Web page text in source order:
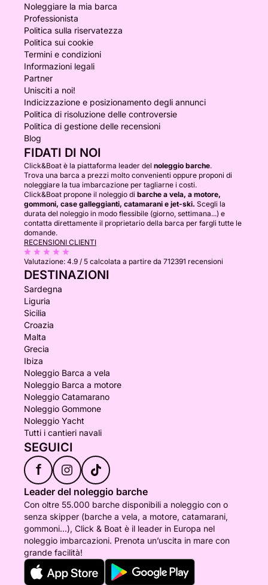
Noleggiare la mia barca
Professionista
Politica sulla riservatezza
Politica sui cookie
Termini e condizioni
Informazioni legali
Partner
Unisciti a noi!
Indicizzazione e posizionamento degli annunci
Politica di risoluzione delle controversie
Politica di gestione delle recensioni
Blog
FIDATI DI NOI
Click&Boat è la piattaforma leader del noleggio barche.
Trova una barca a prezzi molto convenienti oppure proponi di
noleggiare la tua imbarcazione per tagliarne i costi.
Click&Boat propone il noleggio di barche a vela, a motore,
gommoni, case galleggianti, catamarani e jet-ski. Scegli la
durata del noleggio in modo flessibile (giorno, settimana...) e
contatta direttamente il proprietario della barca per fargli tutte le
domande.
RECENSIONI CLIENTI
Valutazione: 4.9 / 5 calcolata a partire da 712391 recensioni
DESTINAZIONI
Sardegna
Liguria
Sicilia
Croazia
Malta
Grecia
Ibiza
Noleggio Barca a vela
Noleggio Barca a motore
Noleggio Catamarano
Noleggio Gommone
Noleggio Yacht
Tutti i cantieri navali
SEGUICI
f
Leader del noleggio barche
Con oltre 55.000 barche disponibili a noleggio con o
senza skipper (barche a vela, a motore, catamarani,
gommoni...), Click & Boat è il leader in Europa nel
noleggio imbarcazioni. Prenota un’uscita in mare con
grande facilità!